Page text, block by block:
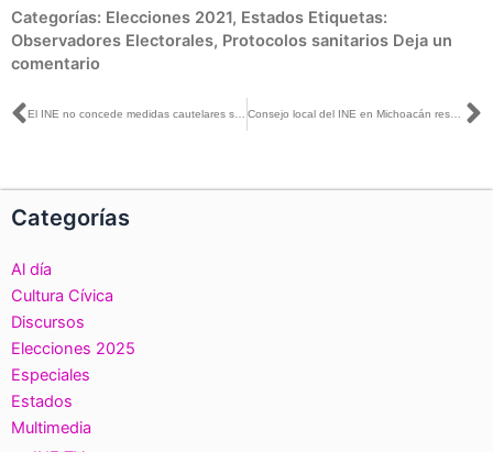
Categorías: Elecciones 2021, Estados Etiquetas:
Observadores Electorales, Protocolos sanitarios Deja un
comentario
Ant Consejo local del INE en Michoacán resolvió Recursos de Revisión sobre solicitudes de instalación de casillas extraordinarias
Categorías
Al día
Cultura Cívica
Discursos
Elecciones 2025
Especiales
Estados
Multimedia